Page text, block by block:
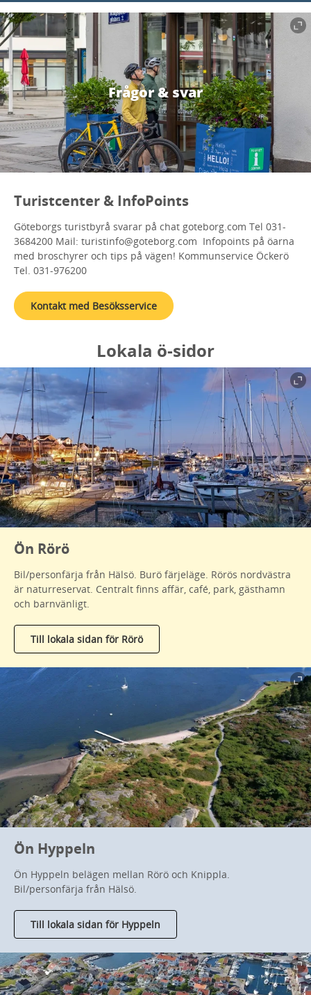
Frågor & svar
Turistcenter & InfoPoints
Göteborgs turistbyrå svarar på chat goteborg.com Tel 031-
3684200 Mail: turistinfo@goteborg.com Infopoints på öarna
med broschyrer och tips på vägen! Kommunservice Öckerö
Tel. 031-976200
Kontakt med Besöksservice
Lokala ö-sidor
Ön Rörö
Bil/personfärja från Hälsö. Burö färjeläge. Rörös nordvästra
är naturreservat. Centralt finns affär, café, park, gästhamn
och barnvänligt.
Till lokala sidan för Rörö
Ön Hyppeln
Ön Hyppeln belägen mellan Rörö och Knippla.
Bil/personfärja från Hälsö.
Till lokala sidan för Hyppeln